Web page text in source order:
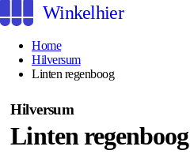
Winkelhier
Home
Hilversum
Linten regenboog
Hilversum
Linten regenboog